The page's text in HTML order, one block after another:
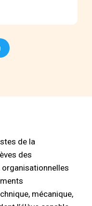
de la
des
mécanique,